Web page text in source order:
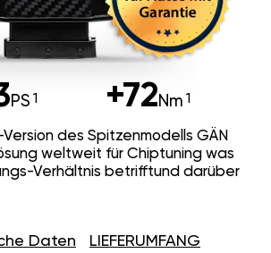
PS +72Nm
des Spitzenmodells GÄN
weltweit für Chiptuning was
Verhältnis betrifftund darüber
Daten LIEFERUMFANG